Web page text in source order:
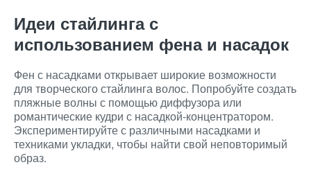
Идеи стайлинга с
использованием фена и насадок
Фен с насадками открывает широкие возможности
для творческого стайлинга волос. Попробуйте создать
пляжные волны с помощью диффузора или
романтические кудри с насадкой-концентратором.
Экспериментируйте с различными насадками и
техниками укладки, чтобы найти свой неповторимый
образ.